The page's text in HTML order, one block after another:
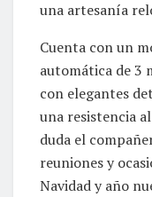
una artesanía
Cuenta con un
automática de 3
con elegantes
una resistencia
duda el
reuniones y
Navidad y año